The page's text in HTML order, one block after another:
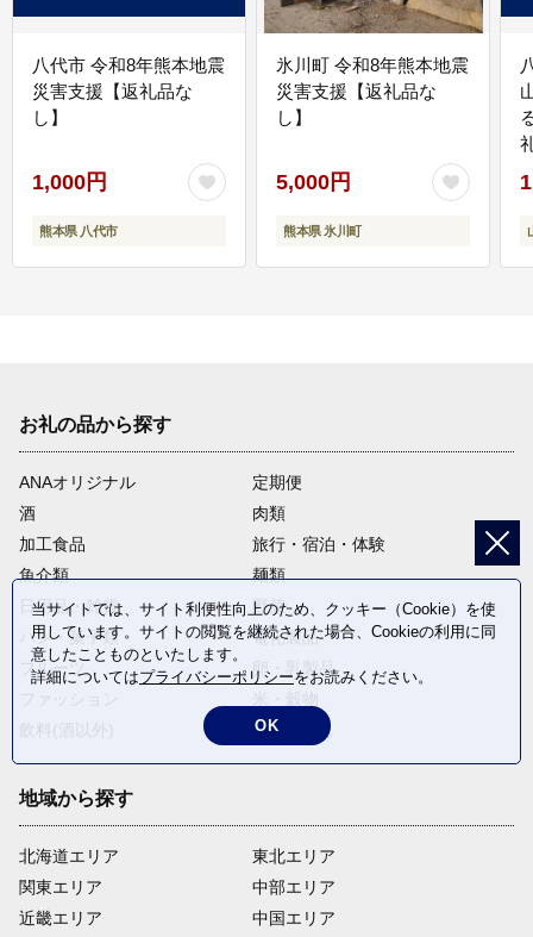
八代市 令和8年熊本地震
災害支援【返礼品な
し】
1,000円
熊本県 八代市
氷川町 令和8年熊本地震
災害支援【返礼品な
し】
5,000円
熊本県 氷川町
お礼の品から探す
ANAオリジナル
定期便
酒
肉類
加工食品
旅行・宿泊・体験
魚介類
麺類
日用品・雑貨
野菜
パン・菓子類
電化製品
フルーツ
卵・乳製品
返礼品なし
地域から探す
北海道エリア
関東エリア
近畿エリア
東北エリア
中部エリア
中国エリア
当サイトでは、サイト利便性向上のため、クッキー（Cookie）を使
用しています。サイトの閲覧を継続された場合、Cookieの利用に同
意したことものといたします。
詳細についてはプライバシーポリシーをお読みください。
OK